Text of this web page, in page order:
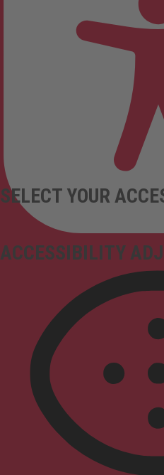
ACCESSIBILITY
SELECT YOUR